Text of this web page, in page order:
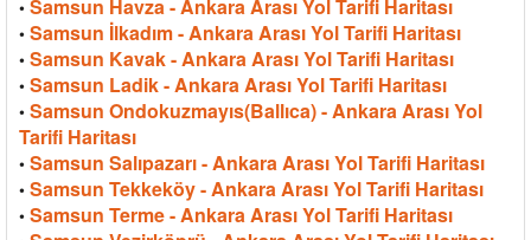
• Samsun Havza - Ankara Arası Yol Tarifi Haritası
• Samsun İlkadım - Ankara Arası Yol Tarifi Haritası
• Samsun Kavak - Ankara Arası Yol Tarifi Haritası
• Samsun Ladik - Ankara Arası Yol Tarifi Haritası
• Samsun Ondokuzmayıs(Ballıca) - Ankara Arası Yol
Tarifi Haritası
• Samsun Salıpazarı - Ankara Arası Yol Tarifi Haritası
• Samsun Tekkeköy - Ankara Arası Yol Tarifi Haritası
• Samsun Terme - Ankara Arası Yol Tarifi Haritası